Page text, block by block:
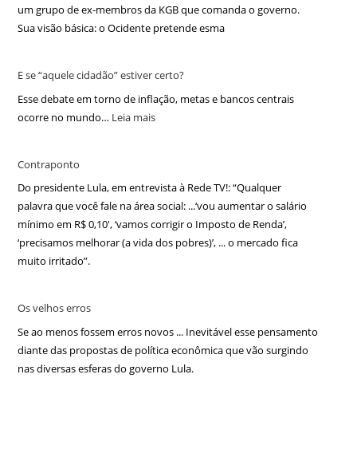
um grupo de ex-membros da KGB que comanda o governo.
Sua visão básica: o Ocidente pretende esma
E se “aquele cidadão” estiver certo?
Esse debate em torno de inflação, metas e bancos centrais
ocorre no mundo… Leia mais
Contraponto
Do presidente Lula, em entrevista à Rede TV!: “Qualquer
palavra que você fale na área social: ...‘vou aumentar o salário
mínimo em R$ 0,10′, ‘vamos corrigir o Imposto de Renda’,
‘precisamos melhorar (a vida dos pobres)’, ... o mercado fica
muito irritado”.
Os velhos erros
Se ao menos fossem erros novos ... Inevitável esse pensamento
diante das propostas de política econômica que vão surgindo
nas diversas esferas do governo Lula.